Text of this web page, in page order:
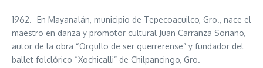
1962.- En Mayanalán, municipio de Tepecoacuilco, Gro., nace el
maestro en danza y promotor cultural Juan Carranza Soriano,
autor de la obra “Orgullo de ser guerrerense” y fundador del
ballet folclórico “Xochicalli” de Chilpancingo, Gro.